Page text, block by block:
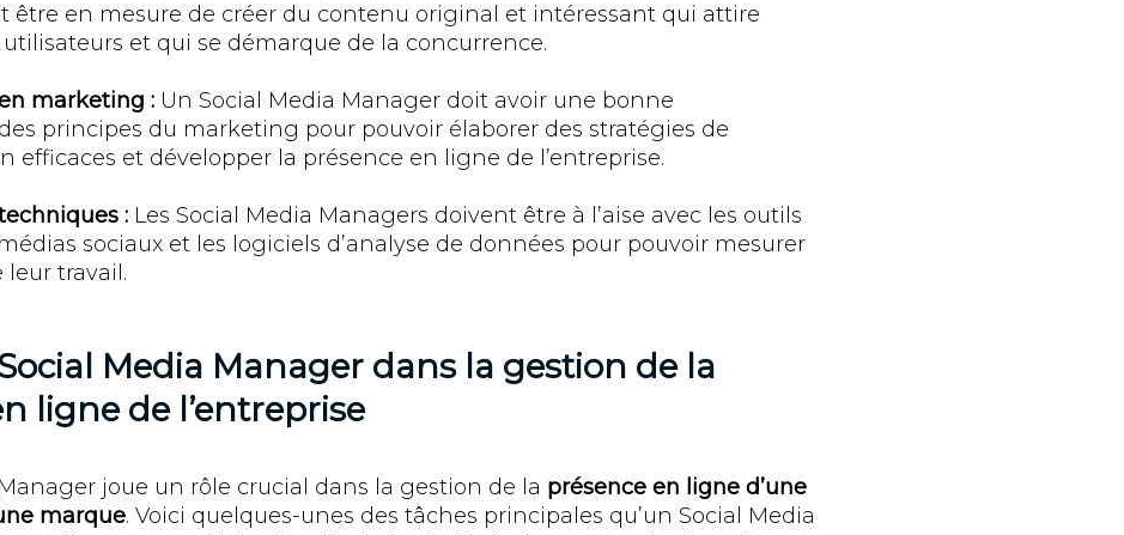
être en mesure de créer du contenu original et intéressant qui attire
utilisateurs et qui se démarque de la concurrence.
marketing : Un Social Media Manager doit avoir une bonne
principes du marketing pour pouvoir élaborer des stratégies de
efficaces et développer la présence en ligne de l’entreprise.
: Les Social Media Managers doivent être à l’aise avec les outils
sociaux et les logiciels d’analyse de données pour pouvoir mesurer
leur travail.
Media Manager dans la gestion de la
ligne de l’entreprise
joue un rôle crucial dans la gestion de la présence en ligne d’une
marque. Voici quelques-unes des tâches principales qu’un Social Media